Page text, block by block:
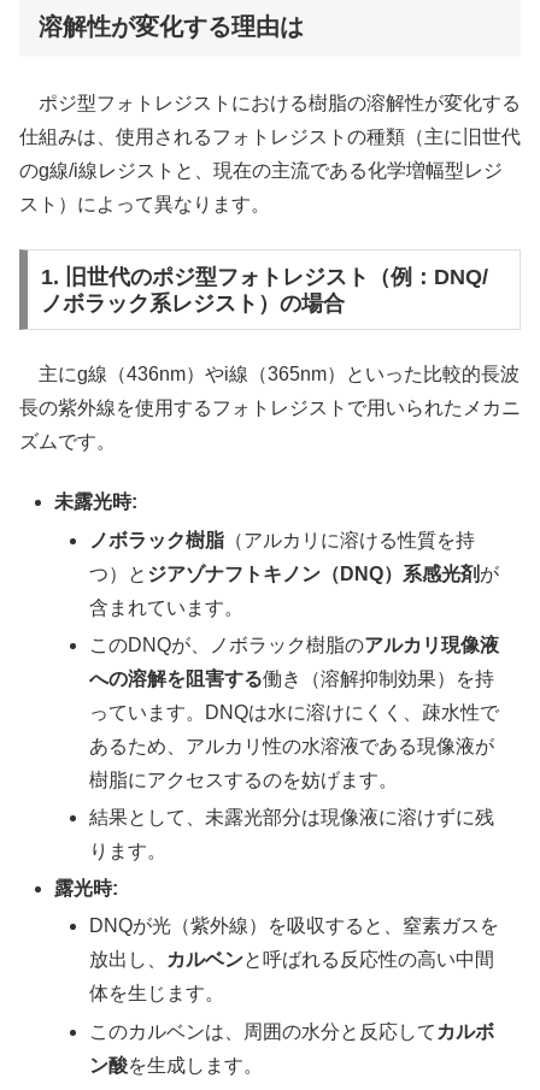
溶解性が変化する理由は
ポジ型フォトレジストにおける樹脂の溶解性が変化する
仕組みは、使用されるフォトレジストの種類（主に旧世代
のg線/i線レジストと、現在の主流である化学増幅型レジ
スト）によって異なります。
1. 旧世代のポジ型フォトレジスト（例：DNQ/
ノボラック系レジスト）の場合
主にg線（436nm）やi線（365nm）といった比較的長波
長の紫外線を使用するフォトレジストで用いられたメカニ
ズムです。
未露光時:
ノボラック樹脂 （アルカリに溶ける性質を持
つ）と ジアゾナフトキノン（DNQ）系感光剤 が
含まれています。
このDNQが、ノボラック樹脂のアルカリ現像液
への溶解を阻害する働き（溶解抑制効果）を持
っています。DNQは水に溶けにくく、疎水性で
あるため、アルカリ性の水溶液である現像液が
樹脂にアクセスするのを妨げます。
結果として、未露光部分は現像液に溶けずに残
ります。
露光時:
DNQが光（紫外線）を吸収すると、窒素ガスを
放出し、 カルベンと呼ばれる反応性の高い中間
体を生じます。
このカルベンは、周囲の水分と反応して カルボ
ン酸を生成します。